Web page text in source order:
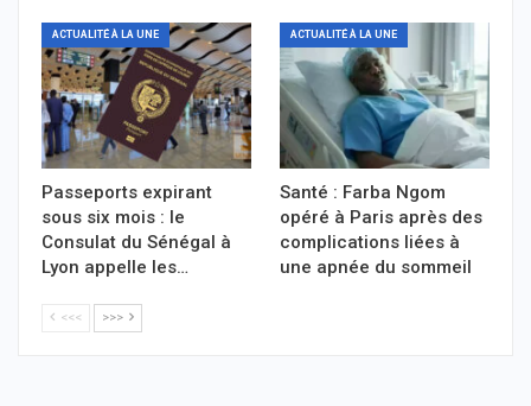
ACTUALITÉ À LA UNE
Passeports expirant
sous six mois : le
Consulat du Sénégal à
Lyon appelle les…
ACTUALITÉ À LA UNE
Santé : Farba Ngom
opéré à Paris après des
complications liées à
une apnée du sommeil
<<< >>>